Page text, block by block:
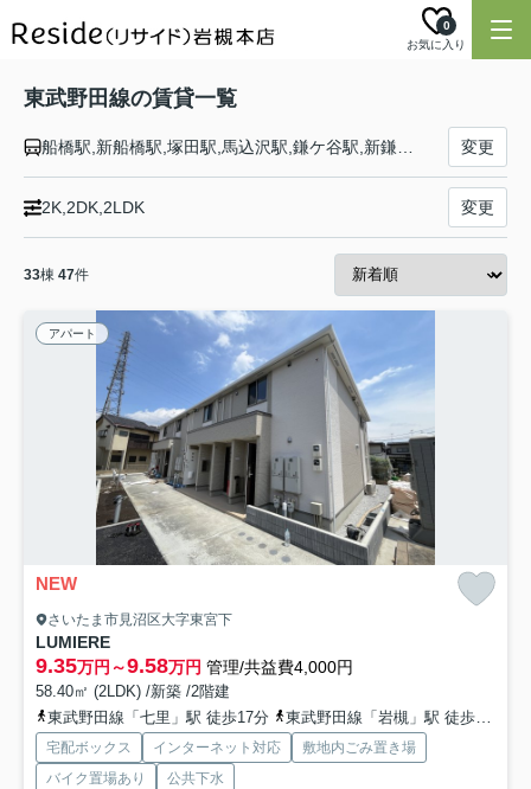
お気に入り
0
東武野田線の賃貸一覧
変更
2K,2DK,2LDK 変更
33棟 47件
アパート
NEW
さいたま市見沼区大字東宮下
LUMIERE
9.35万円～9.58万円 管理/共益費4,000円
58.40㎡ (2LDK) /新築 /2階建
東武野田線「七里」駅 徒歩17分
東武野田線「岩槻」駅 徒歩44分
宅配ボックス インターネット対応
敷地内ごみ置き場
バイク置場あり
公共下水